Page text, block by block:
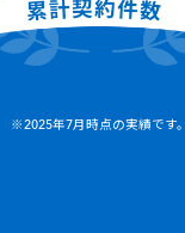
※2025年7月時点の実績です。